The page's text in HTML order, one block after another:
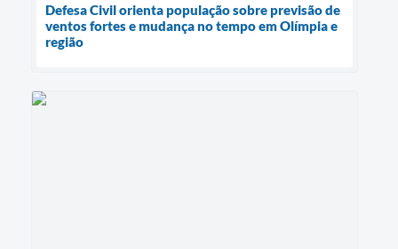
Defesa Civil orienta população sobre previsão de
ventos fortes e mudança no tempo em Olímpia e
região